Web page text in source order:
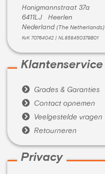
Honigmannstraat 37a
6411LJ Heerlen
Nederland (The Netherlands)
KvK 70764042 | NL858450379B01
Klantenservice
 Grades & Garanties
 Contact opnemen
 Veelgestelde vragen
 Retourneren
Privacy